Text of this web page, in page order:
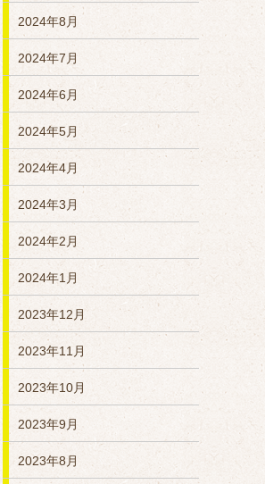
2024年8月
2024年7月
2024年6月
2024年5月
2024年4月
2024年3月
2024年2月
2024年1月
2023年12月
2023年11月
2023年10月
2023年9月
2023年8月